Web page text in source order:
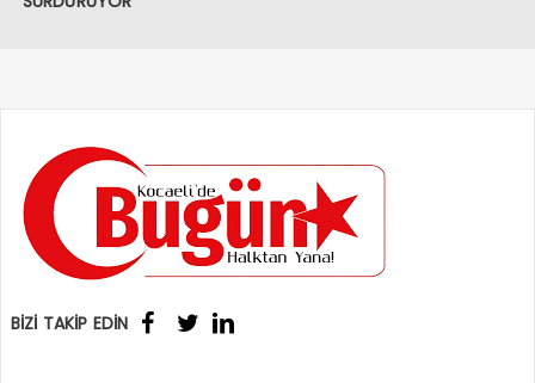
BİZİ TAKİP EDİN